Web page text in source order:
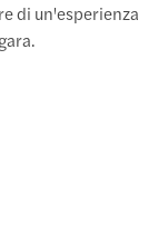
di un'esperienza